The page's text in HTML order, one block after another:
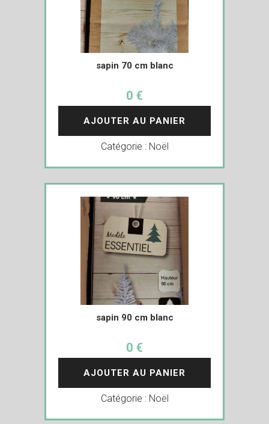
sapin 70 cm blanc
0 €
AJOUTER AU PANIER
Catégorie : Noël
sapin 90 cm blanc
0 €
AJOUTER AU PANIER
Catégorie : Noël